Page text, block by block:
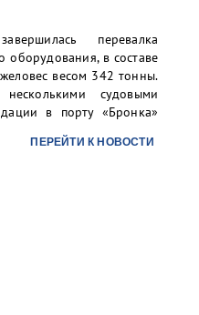
перевалка
оборудования, в составе
весом 342 тонны.
судовыми
в порту «Бронка»
комплекса
ПЕРЕЙТИ К НОВОСТИ